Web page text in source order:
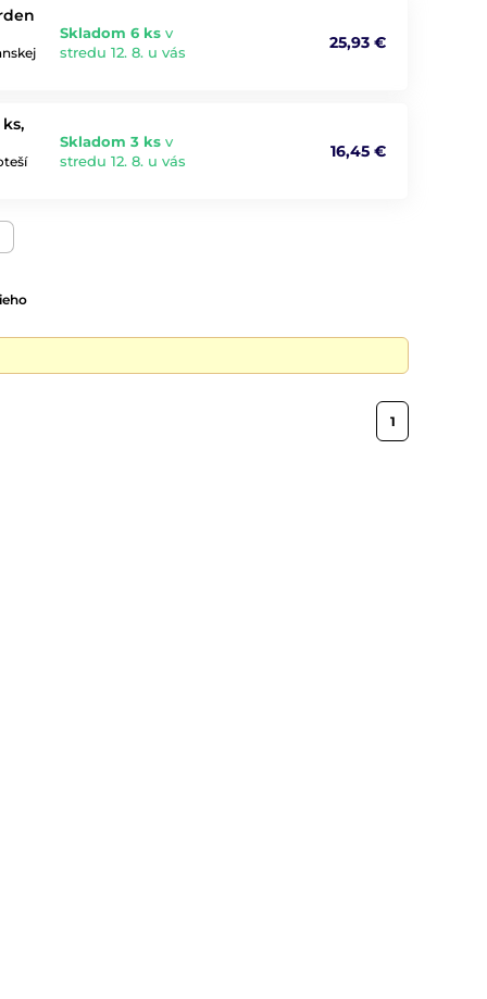
Skladom 6 ks v
stredu 12. 8. u vás
25,93 €
Skladom 3 ks v
stredu 12. 8. u vás
16,45 €
1